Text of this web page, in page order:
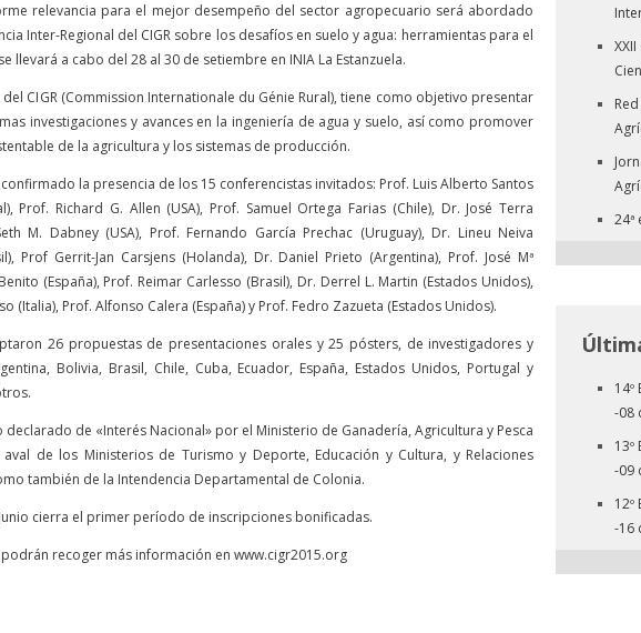
relevancia para el mejor desempeño del sector agropecuario será abordado
Inter-Regional del CIGR sobre los desafíos en suelo y agua: herramientas para el
llevará a cabo del 28 al 30 de setiembre en INIA La Estanzuela.
del CIGR (Commission Internationale du Génie Rural), tiene como objetivo presentar
investigaciones y avances en la ingeniería de agua y suelo, así como promover
de la agricultura y los sistemas de producción.
confirmado la presencia de los 15 conferencistas invitados: Prof. Luis Alberto Santos
Prof. Richard G. Allen (USA), Prof. Samuel Ortega Farias (Chile), Dr. José Terra
M. Dabney (USA), Prof. Fernando García Prechac (Uruguay), Dr. Lineu Neiva
Prof Gerrit-Jan Carsjens (Holanda), Dr. Daniel Prieto (Argentina), Prof. José Mª
(España), Prof. Reimar Carlesso (Brasil), Dr. Derrel L. Martin (Estados Unidos),
(Italia), Prof. Alfonso Calera (España) y Prof. Fedro Zazueta (Estados Unidos).
26 propuestas de presentaciones orales y 25 pósters, de investigadores y
Bolivia, Brasil, Chile, Cuba, Ecuador, España, Estados Unidos, Portugal y
declarado de «Interés Nacional» por el Ministerio de Ganadería, Agricultura y Pesca
de los Ministerios de Turismo y Deporte, Educación y Cultura, y Relaciones
también de la Intendencia Departamental de Colonia.
cierra el primer período de inscripciones bonificadas.
recoger más información en www.cigr2015.org
24ª
-08
-09
-16